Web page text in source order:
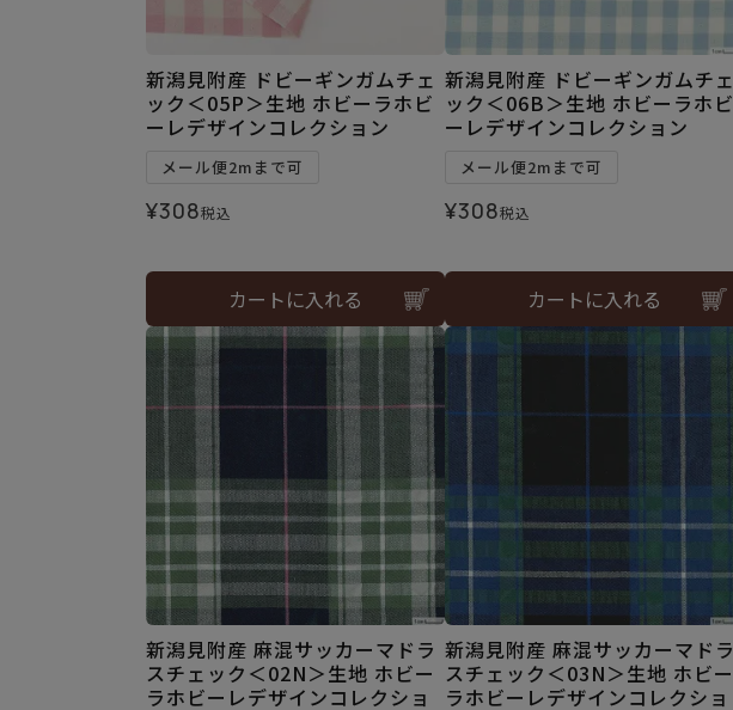
新潟見附産 ドビーギンガムチェ
ック＜05P＞生地 ホビーラホビ
ーレデザインコレクション
メール便2mまで可
¥308税込
カートに入れる
新潟見附産 ドビーギンガムチェ
ック＜06B＞生地 ホビーラホビ
ーレデザインコレクション
メール便2mまで可
¥308税込
カートに入れる
新潟見附産 麻混サッカーマドラ
スチェック＜02N＞生地 ホビー
ラホビーレデザインコレクショ
新潟見附産 麻混サッカーマドラ
スチェック＜03N＞生地 ホビー
ラホビーレデザインコレクショ